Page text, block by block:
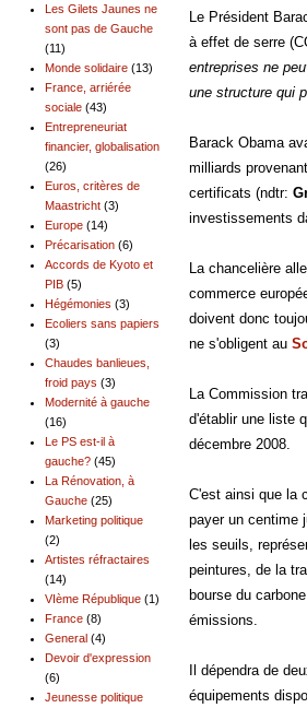
Le Président
à effet de serre
entreprises ne
une structure qui
Barack Obama
milliards
certificats (ndtr:
investissements
La chancelière
commerce
doivent donc
ne s'obligent au
La Commission
d'établir une liste
décembre 2008.
C'est ainsi que la
payer un centime
les seuils,
peintures, de la
bourse du
émissions.
Il dépendra de
équipements
Les Gilets Jaunes ne
sont pas de Gauche
(11)
Monde solidaire (13)
France, arriérée
sociale (43)
Entrepreneuriat
financier, globalisation
(26)
Euros, critères de
Maastricht (3)
Europe (14)
Précarisation (6)
Accords de Kyoto et
PIB (5)
Hégémonies (3)
Ecoliers sans papiers
(3)
Chaudes banlieues,
froid pays (3)
Modernité à gauche
(16)
Le PS est-il à
gauche? (45)
La Rénovation, à
Gauche (25)
Marketing politique
(2)
Artistes réfractaires
(14)
VIème République (1)
France (8)
General (4)
Devoir d'expression
(6)
Jeunesse politique